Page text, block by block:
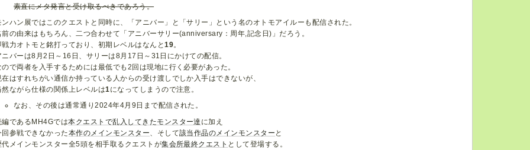
素直にメタ発言と受け取るべきであろう。
ンハン展ではこのクエストと同時に、「アニバー」と「サリー」という名のオトモアイルーも配信された。
前の由来はもちろん、二つ合わせて「アニバーサリー(anniversary：周年,記念日)」だろう。
戦力オトモと銘打っており、初期レベルはなんと19。
ニバーは8月2日～16日、サリーは8月17日～31日にかけての配信。
ので両者を入手するためには最低でも2回は現地に行く必要があった。
在はすれちがい通信か持っている人からの受け渡しでしか入手はできないが、
然ながら仕様の関係上レベルは1になってしまうので注意。
なお、その後は通常通り2024年4月9日まで配信された。
編であるMH4Gでは本クエストで乱入してきたモンスター達 に加え
回参戦できなかった本作のメインモンスター 、そして該当作品のメインモンスター と
代メインモンスター全5頭を相手取るクエストが集会所最終クエスト として登場する。